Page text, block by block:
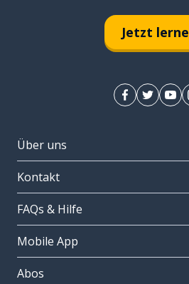
Jetzt
Über uns
Kontakt
FAQs & Hilfe
Mobile App
Abos